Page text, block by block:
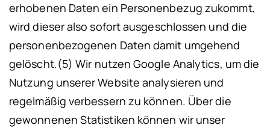
erhobenen Daten ein Personenbezug zukommt,
wird dieser also sofort ausgeschlossen und die
personenbezogenen Daten damit umgehend
gelöscht.(5) Wir nutzen Google Analytics, um die
Nutzung unserer Website analysieren und
regelmäßig verbessern zu können. Über die
gewonnenen Statistiken können wir unser